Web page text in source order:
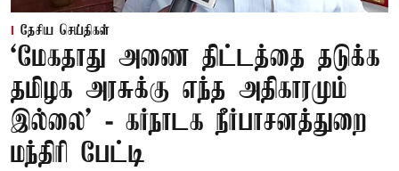
தேசிய செய்திகள்
‘மேகதாது அணை திட்டத்தை தடுக்க
தமிழக அரசுக்கு எந்த அதிகாரமும்
இல்லை’ - கர்நாடக நீர்பாசனத்துறை
மந்திரி பேட்டி